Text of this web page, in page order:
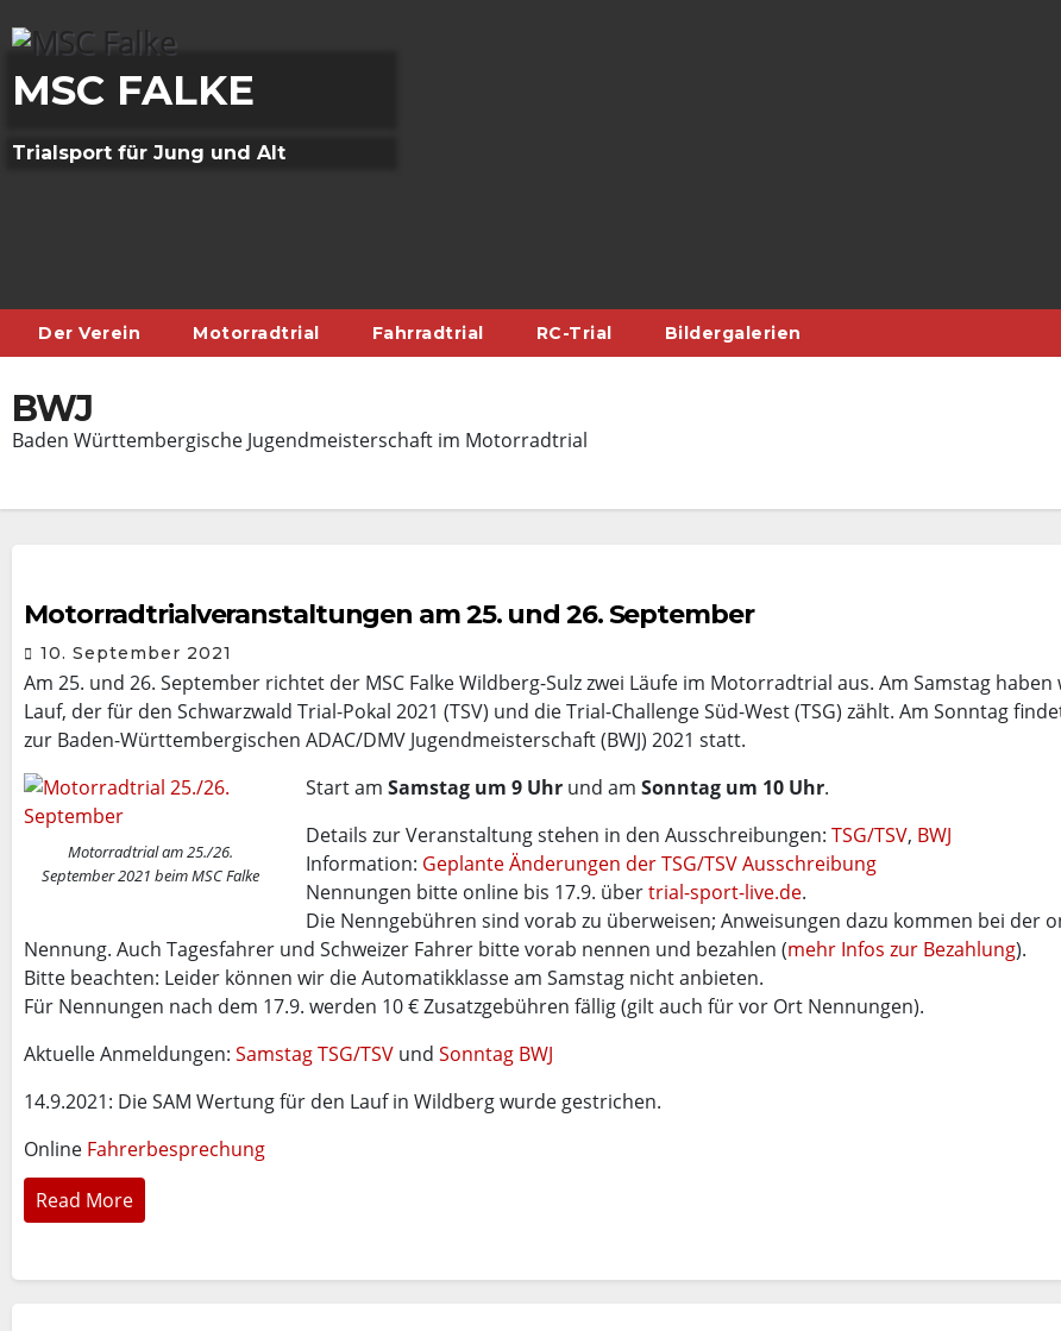
to
content
MSC FALKE
Trialsport für Jung und Alt
Der Verein Motorradtrial Fahrradtrial RC-Trial Bildergalerien
BWJ
Baden Württembergische Jugendmeisterschaft im Motorradtrial
Motorradtrialveranstaltungen am 25. und 26. September
10. September 2021
Am 25. und 26. September richtet der MSC Falke Wildberg-Sulz zwei Läufe im Motorradtrial aus. Am Samstag haben
Lauf, der für den Schwarzwald Trial-Pokal 2021 (TSV) und die Trial-Challenge Süd-West (TSG) zählt. Am Sonntag
zur Baden-Württembergischen ADAC/DMV Jugendmeisterschaft (BWJ) 2021 statt.
Motorradtrial am 25./26.
September 2021 beim MSC Falke
Start am Samstag um 9 Uhr und am Sonntag um 10 Uhr.
Details zur Veranstaltung stehen in den Ausschreibungen: TSG/TSV, BWJ
Information: Geplante Änderungen der TSG/TSV Ausschreibung
Nennungen bitte online bis 17.9. übertrial-sport-live.de.
Die Nenngebühren sind vorab zu überweisen; Anweisungen dazu kommen bei der
Nennung. Auch Tagesfahrer und Schweizer Fahrer bitte vorab nennen und bezahlen (mehr Infos zur Bezahlung).
Bitte beachten: Leider können wir die Automatikklasse am Samstag nicht anbieten.
Für Nennungen nach dem 17.9. werden 10 € Zusatzgebühren fällig (gilt auch für vor Ort Nennungen).
Aktuelle Anmeldungen: Samstag TSG/TSV und Sonntag BWJ
14.9.2021: Die SAM Wertung für den Lauf in Wildberg wurde gestrichen.
Online Fahrerbesprechung
Read More